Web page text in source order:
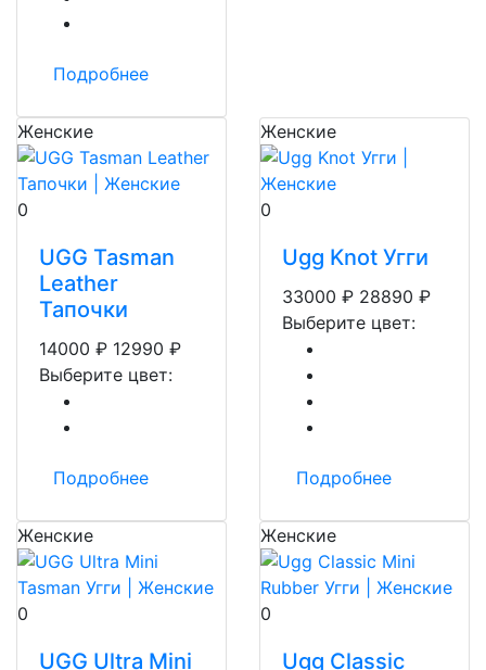
Подробнее
Женские
0
UGG Tasman
Leather
Тапочки
14000 ₽ 12990 ₽
Выберите цвет:
Подробнее
Женские
0
Ugg Knot Угги
33000 ₽ 28890 ₽
Выберите цвет:
Подробнее
Женские
0
UGG Ultra Mini
Женские
0
Ugg Classic